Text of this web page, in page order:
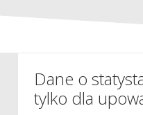
Dane o
tylko dla